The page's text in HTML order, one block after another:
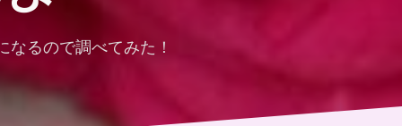
るので調べてみた！